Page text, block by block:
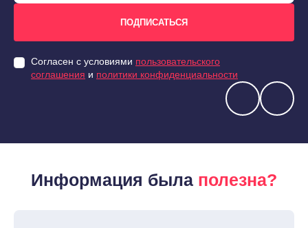
Согласен с условиями пользовательского
соглашения и политики конфиденциальности
Информация была полезна?